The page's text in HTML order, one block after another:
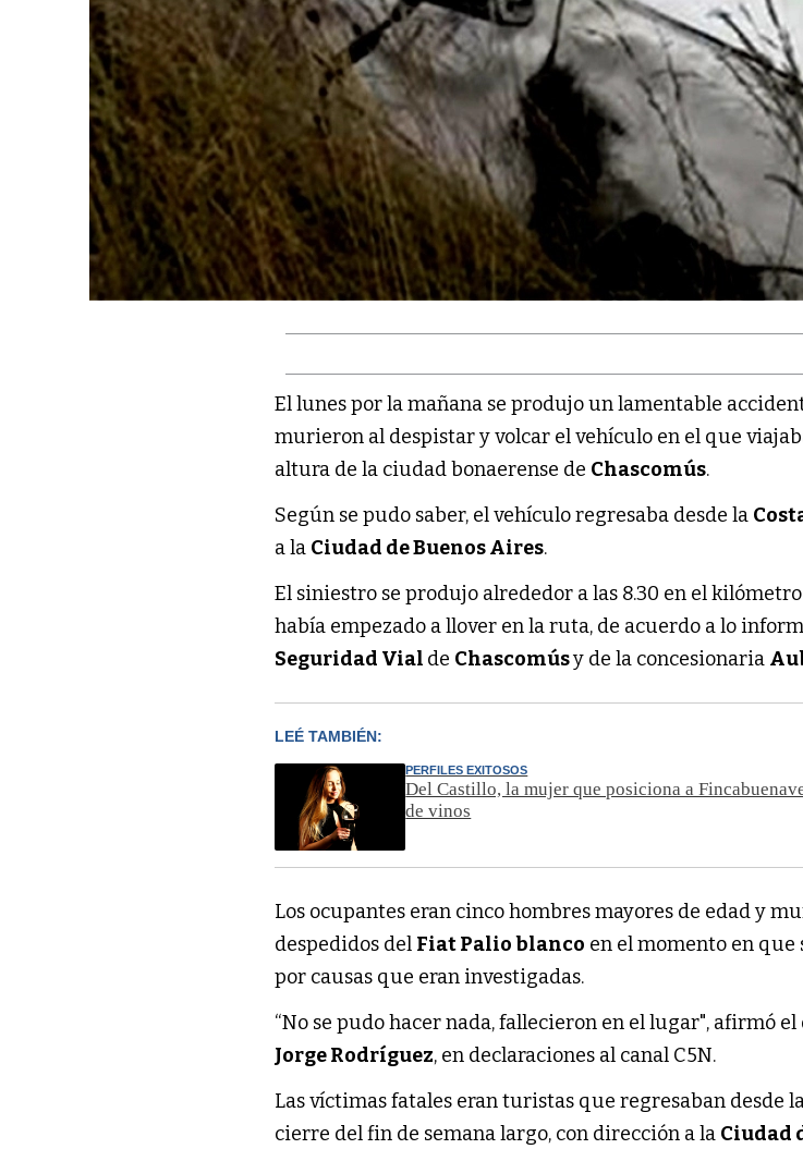
El lunes por la mañana se produjo un lamentable
murieron al despistar y volcar el vehículo en el que
altura de la ciudad bonaerense de Chascomús.
Según se pudo saber, el vehículo regresaba desde la
a la Ciudad de Buenos Aires.
El siniestro se produjo alrededor a las 8.30 en el
había empezado a llover en la ruta, de acuerdo a lo
Seguridad Vial de Chascomúsy de la concesionaria
LEÉ TAMBIÉN:
PERFILES EXITOSOS
Del Castillo, la mujer que posiciona a
de vinos
Los ocupantes eran cinco hombres mayores de edad y
despedidos del Fiat Palio blanco en el momento en que
por causas que eran investigadas.
“No se pudo hacer nada, fallecieron en el lugar", afirmó
Jorge Rodríguez, en declaraciones al canal C5N.
Las víctimas fatales eran turistas que regresaban desde
cierre del fin de semana largo, con dirección a la Ciudad